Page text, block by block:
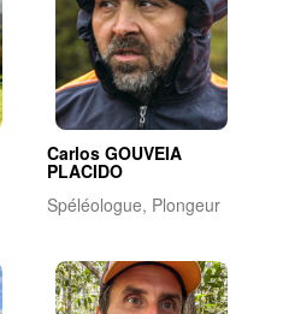
Carlos GOUVEIA
PLACIDO
Spéléologue, Plongeur